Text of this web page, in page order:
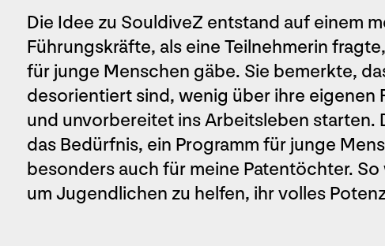
Die Idee zu SouldiveZ entstand auf einem
Führungskräfte, als eine Teilnehmerin
für junge Menschen gäbe. Sie bemerkte,
desorientiert sind, wenig über ihre eigenen
und unvorbereitet ins Arbeitsleben starten.
das Bedürfnis, ein Programm für junge
besonders auch für meine Patentöchter.
um Jugendlichen zu helfen, ihr volles